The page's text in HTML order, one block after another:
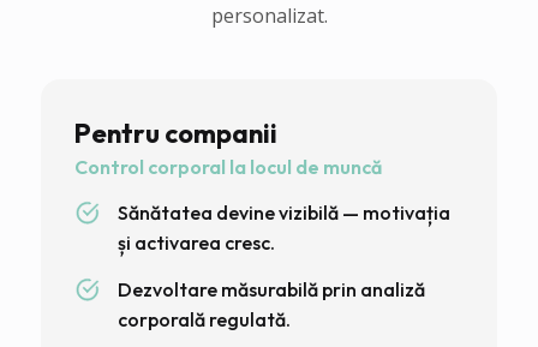
personalizat.
Pentru companii
Control corporal la locul de muncă
Sănătatea devine vizibilă — motivația
și activarea cresc.
Dezvoltare măsurabilă prin analiză
corporală regulată.